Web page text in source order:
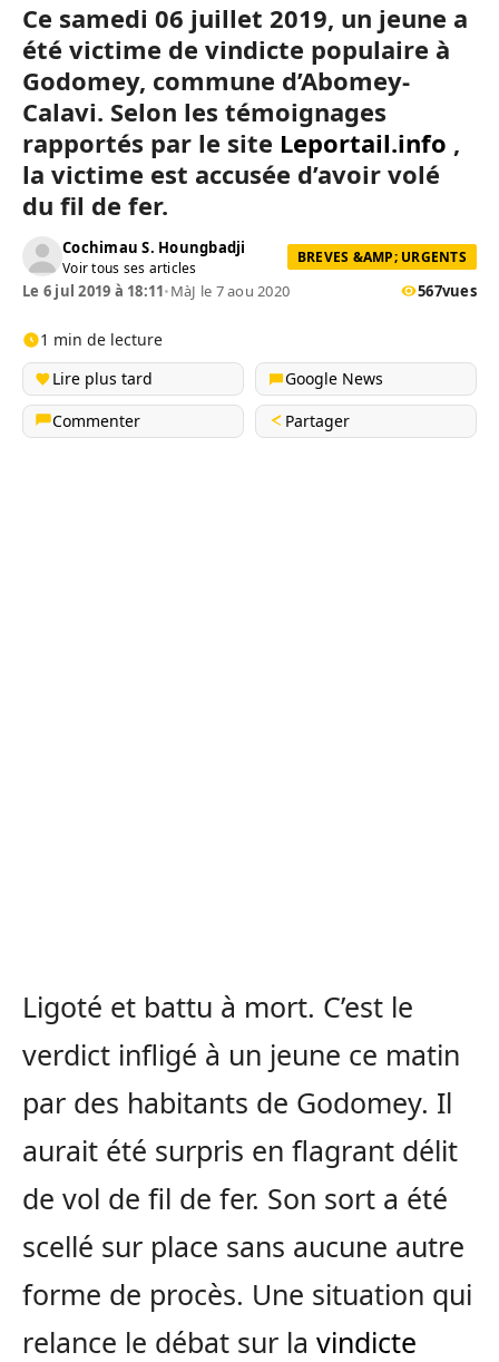
Ce samedi 06 juillet 2019, un jeune a
été victime de vindicte populaire à
Godomey, commune d’Abomey-
Calavi. Selon les témoignages
rapportés par le site Leportail.info ,
la victime est accusée d’avoir volé
du fil de fer.
Cochimau S. Houngbadji
Voir tous ses articles
BREVES &AMP; URGENTS
Le 6 jul 2019 à 18:11•MàJ le 7 aou 2020 567vues
1 min de lecture
Lire plus tard
Google News
Commenter
Partager
Ligoté et battu à mort. C’est le
verdict infligé à un jeune ce matin
par des habitants de Godomey. Il
aurait été surpris en flagrant délit
de vol de fil de fer. Son sort a été
scellé sur place sans aucune autre
forme de procès. Une situation qui
relance le débat sur la vindicte